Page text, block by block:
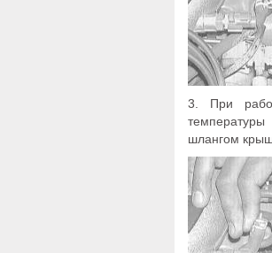
3. При
шлангом